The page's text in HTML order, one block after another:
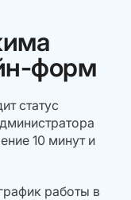
форм
статус
10 минут и
работы в